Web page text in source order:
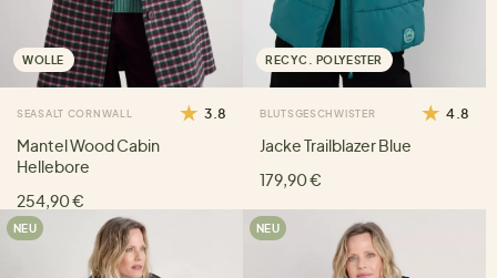
WOLLE
SEASALT CORNWALL 3.8
Mantel Wood Cabin
Hellebore
254,90 €
RECYC. POLYESTER
BLUTSGESCHWISTER 4.8
Jacke Trailblazer Blue
179,90 €
NEU NEU